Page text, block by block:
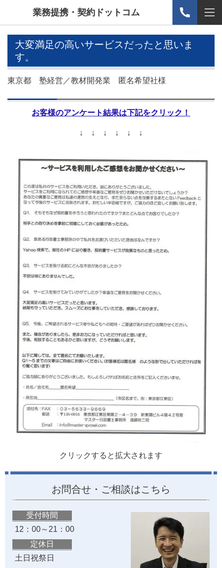
業務提携・契約ドットコム
大変満足の高いサービスだったと思いま
す。
東京都 塾経営／教材開発業 匿名希望社様
お客様のアンケート結果は下記をクリック！
↓ ↓ ↓ ↓ ↓ ↓
クリックすると拡大されます
お問合せ・ご相談はこちら
受付時間
12：00～21：00
定休日
土日祝祭日